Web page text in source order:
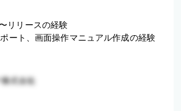
リリースの経験
ート、画面操作マニュアル作成の経験